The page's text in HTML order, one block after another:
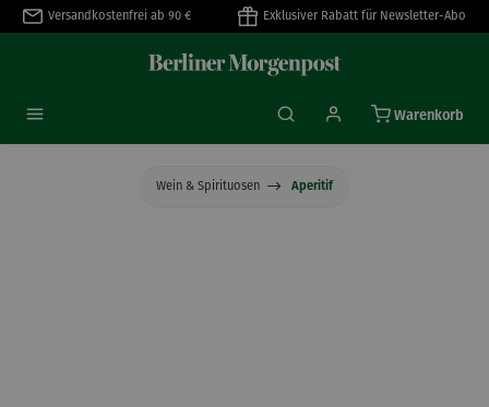
springen
Versandkostenfrei ab 90 € Exklusiver Rabatt für Newsletter-Abo
Warenkorb
Wein & Spirituosen Aperitif